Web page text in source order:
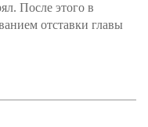
После этого в
отставки главы